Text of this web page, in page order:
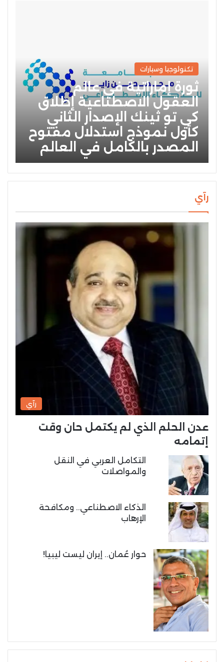
تكنولوجيا وسيارات
ثورة إماراتية في عالم
العقول الاصطناعية إطلاق
كي تو ثينك الإصدار الثاني
كأول نموذج استدلال مفتوح
المصدر بالكامل في العالم
رآي
رآي
عدن الحلم الذي لم يكتمل حان وقت
إتمامه
التكامل العربي في النقل
والمواصلات
الذكاء الاصطناعي.. ومكافحة
الإرهاب
حوار عُمان.. إيران ليست ليبيا!